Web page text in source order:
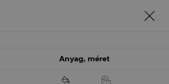
Anyag, méret